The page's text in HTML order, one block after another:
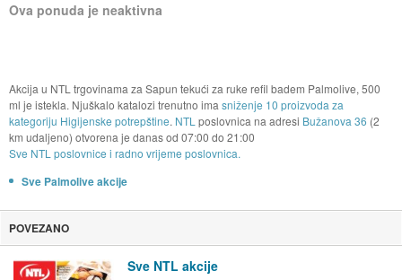
Ova ponuda je neaktivna
Akcija u NTL trgovinama za Sapun tekući za ruke refil badem Palmolive, 500
ml je istekla. Njuškalo katalozi trenutno ima sniženje 10 proizvoda za
kategoriju Higijenske potrepštine. NTL poslovnica na adresi Bužanova 36 (2
km udaljeno) otvorena je danas od 07:00 do 21:00
Sve NTL poslovnice i radno vrijeme poslovnica.
Sve Palmolive akcije
POVEZANO
Sve NTL akcije